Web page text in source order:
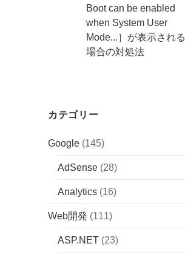
Boot can be enabled
when System User
Mode...］が表示される
場合の対処法
カテゴリー
Google (145)
AdSense (28)
Analytics (16)
Web開発 (111)
ASP.NET (23)